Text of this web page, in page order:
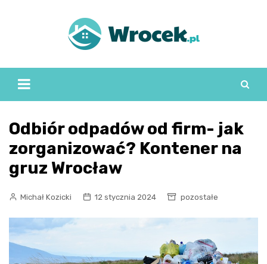
Odbiór odpadów od firm- jak
zorganizować? Kontener na
gruz Wrocław
Michał Kozicki 12 stycznia 2024 pozostałe